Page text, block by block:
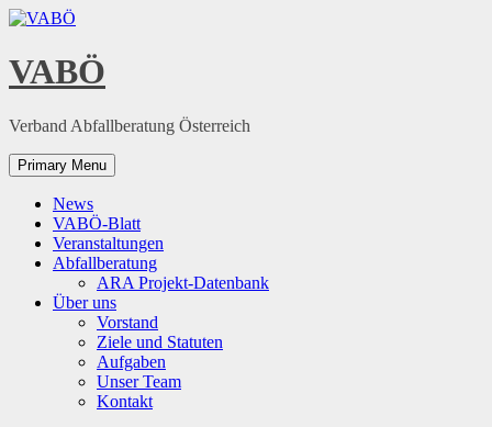
Skip
content
VABÖ
Verband Abfallberatung Österreich
Primary Menu
News
VABÖ-Blatt
Veranstaltungen
Abfallberatung
ARA Projekt-Datenbank
Über uns
Vorstand
Ziele und Statuten
Aufgaben
Unser Team
Kontakt